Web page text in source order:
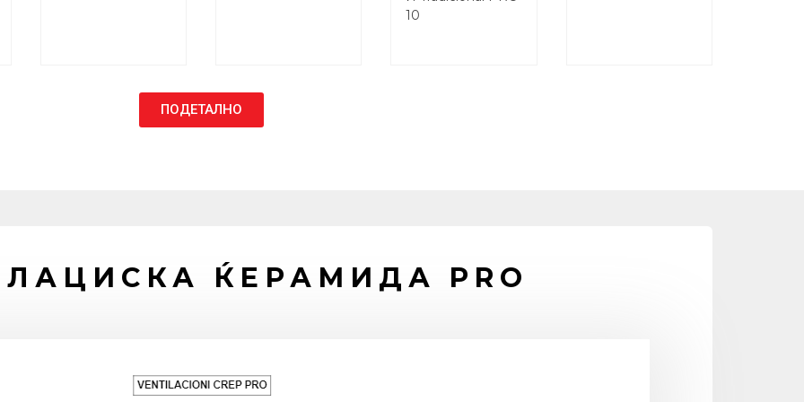
10
ПОДЕТАЛНО
ЌЕРАМИДА PRO